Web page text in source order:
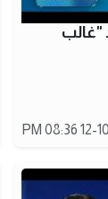
"غالب
12-10-